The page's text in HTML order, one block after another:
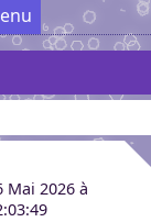
Mai 2026 à